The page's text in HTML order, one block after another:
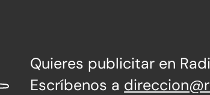
Quieres publicitar en
Escríbenos a